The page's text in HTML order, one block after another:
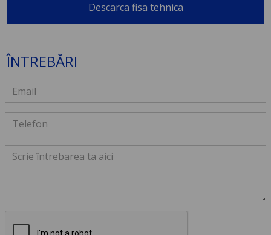
Descarca fisa tehnica
ÎNTREBĂRI